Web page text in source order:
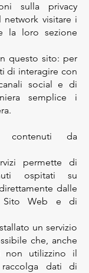
sulla privacy
visitare i
la loro sezione
questo sito: per
di interagire con
social e di
semplice i
contenuti da
permette di
ospitati su
dalle
Sito Web e di
un servizio
che, anche
non utilizzino il
dati di